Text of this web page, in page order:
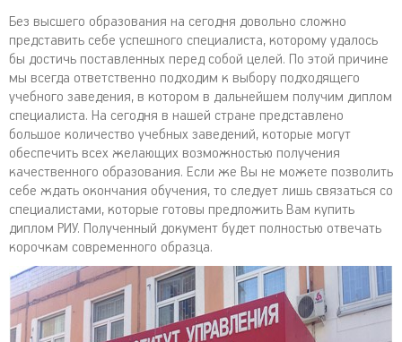
Без высшего образования на сегодня довольно сложно
представить себе успешного специалиста, которому удалось
бы достичь поставленных перед собой целей. По этой причине
мы всегда ответственно подходим к выбору подходящего
учебного заведения, в котором в дальнейшем получим диплом
специалиста. На сегодня в нашей стране представлено
большое количество учебных заведений, которые могут
обеспечить всех желающих возможностью получения
качественного образования. Если же Вы не можете позволить
себе ждать окончания обучения, то следует лишь связаться со
специалистами, которые готовы предложить Вам купить
диплом РИУ. Полученный документ будет полностью отвечать
корочкам современного образца.